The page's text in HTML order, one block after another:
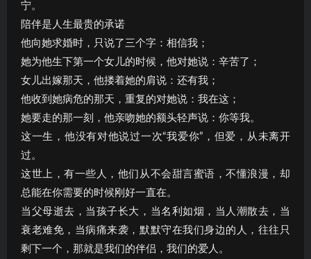
宁。
陪伴是人生最贵的承诺
他向她求婚时，只说了三个字：相信我；
她为他生下第一个女儿的时候，他对她说：辛苦了；
女儿出嫁那天，他搂着她的肩说：还有我；
他收到她病危的那天，重复的对她说：我在这；
她要走的那一刻，他亲吻她的额头轻声说：你等我。
这一生，他没有对他说过一次“我爱你”，但爱，从未离开
过。
这世上，有一些人，他们从不会甜言蜜语，不懂浪漫，却
总能在你需要的时候刚好一直在。
当父母逝去，当孩子长大，当名利如烟，当人潮散去，当
衰老难免，当病痛来袭，默默守在我们身边的人，往往只
剩下一个，那就是我们的伴侣，我们的爱人。